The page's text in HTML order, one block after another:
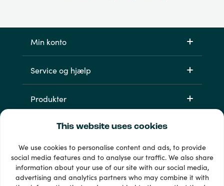
This website uses cookies
We use cookies to personalise content and ads, to provide
social media features and to analyse our traffic. We also share
information about your use of our site with our social media,
advertising and analytics partners who may combine it with
Min konto
Service og hjælp
Produkter